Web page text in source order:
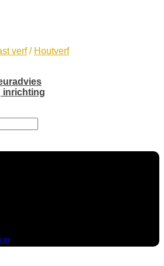
inrichting
verf / Houtverf